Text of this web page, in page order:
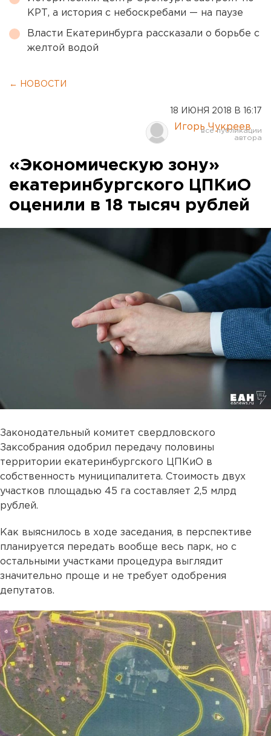
КРТ, а история с небоскребами — на паузе
Власти Екатеринбурга рассказали о борьбе с
желтой водой
← НОВОСТИ
18 ИЮНЯ 2018 В 16:17
Игорь Чукреев
«Экономическую зону»
екатеринбургского ЦПКиО
оценили в 18 тысяч рублей
Законодательный комитет свердловского
Заксобрания одобрил передачу половины
территории екатеринбургского ЦПКиО в
собственность муниципалитета. Стоимость двух
участков площадью 45 га составляет 2,5 млрд
рублей.
Как выяснилось в ходе заседания, в перспективе
планируется передать вообще весь парк, но с
остальными участками процедура выглядит
значительно проще и не требует одобрения
депутатов.